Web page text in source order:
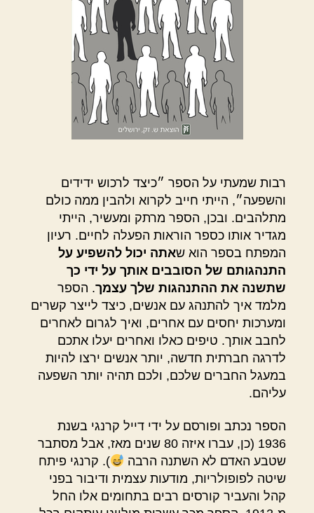
רבות שמעתי על הספר ״כיצד לרכוש ידידים
והשפעה״, הייתי חייב לקרוא ולהבין ממה כולם
מתלהבים. ובכן, הספר מרתק ומעשיר, הייתי
מגדיר אותו כספר הוראות הפעלה לחיים. רעיון
המפתח בספר הוא שאתה יכול להשפיע על
התנהגותם של הסובבים אותך על ידי כך
שתשנה את ההתנהגות שלך עצמך. הספר
מלמד איך להתנהג עם אנשים, כיצד לייצר קשרים
ומערכות יחסים עם אחרים, ואיך לגרום לאחרים
לחבב אותך. טיפים כאלו ואחרים יעלו אתכם
לדרגה חברתית חדשה, יותר אנשים ירצו להיות
במעגל החברים שלכם, ולכם תהיה יותר השפעה
עליהם.
הספר נכתב ופורסם על ידי דייל קרנגי בשנת
1936 (כן, עברו איזה 80 שנים מאז, אבל מסתבר
שטבע האדם לא השתנה הרבה
). קרנגי פיתח
שיטה לפופולריות, מודעות עצמית ודיבור בפני
קהל והעביר קורסים רבים בתחומים אלו החל